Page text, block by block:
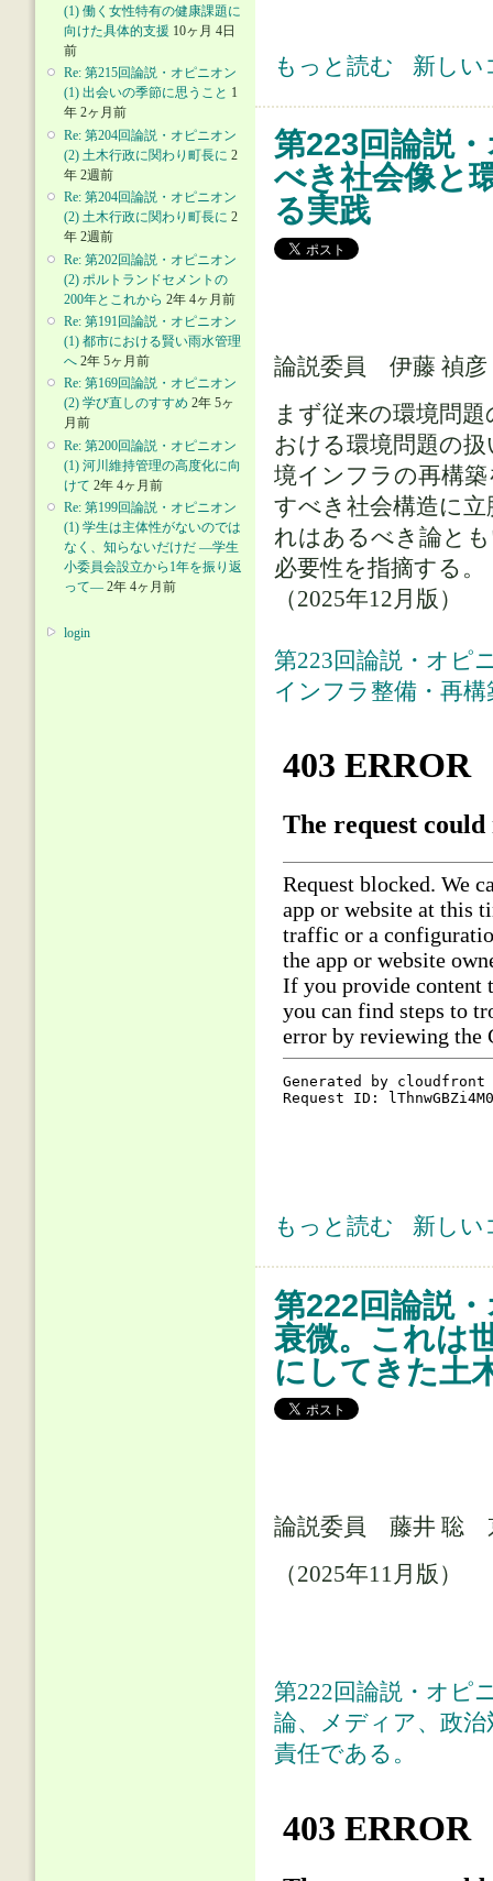
(1) 働く女性特有の健康課題に
向けた具体的支援 10ヶ月 4日
前
Re: 第215回論説・オピニオン
(1) 出会いの季節に思うこと 1
年 2ヶ月前
Re: 第204回論説・オピニオン
(2) 土木行政に関わり町長に 2
年 2週前
Re: 第204回論説・オピニオン
(2) 土木行政に関わり町長に 2
年 2週前
Re: 第202回論説・オピニオン
(2) ポルトランドセメントの
200年とこれから 2年 4ヶ月前
Re: 第191回論説・オピニオン
(1) 都市における賢い雨水管理
へ 2年 5ヶ月前
Re: 第169回論説・オピニオン
(2) 学び直しのすすめ 2年 5ヶ
月前
Re: 第200回論説・オピニオン
(1) 河川維持管理の高度化に向
けて 2年 4ヶ月前
Re: 第199回論説・オピニオン
(1) 学生は主体性がないのでは
なく、知らないだけだ ―学生
小委員会設立から1年を振り返
って― 2年 4ヶ月前
login
第223回論説・オピニオン(2) 先端
もっと読む 新しい
第223回論説
べき社会像と
る実践
論説委員 伊藤 禎
まず従来の環境問
おける環境問題の
境インフラの再構
すべき社会構造に
れはあるべき論と
必要性を指摘する。
（2025年12月版）
第223回論説・オピ
インフラ整備・再
第223回論説・オピニオン(1) 人口
もっと読む 新しい
第222回論説
衰微。これは
にしてきた土
論説委員 藤井 聡
（2025年11月版）
第222回論説・オピ
論、メディア、政
責任である。